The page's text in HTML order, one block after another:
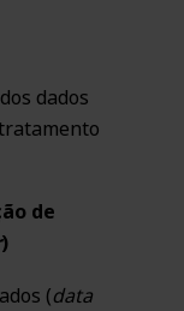
dados
de
)
(data